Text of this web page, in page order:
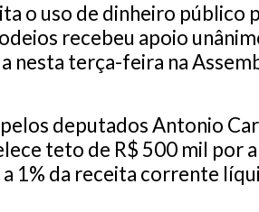
o uso de dinheiro público
recebeu apoio
nesta terça-feira na
deputadosAntonio
teto de R$ 500 mil por
1% da receita corrente